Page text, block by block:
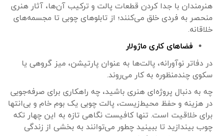
هنرمندان با جدا کردن قطعات پالت و ترکیب آن‌ها، آثار هنری
منحصر به فردی خلق می‌کنند؛ از تابلوهای چوبی تا مجسمه‌های
خلاقانه.
فضاهای کاری ماژولار
در دفاتر نوآورانه، پالت‌ها به عنوان پارتیشن، میز گروهی یا
سکوی چندمنظوره به کار می‌روند.
چه به دنبال پروژه‌ای هنری باشید، چه راهکاری برای صرفه‌جویی
در هزینه و حفظ محیط‌زیست، پالت چوبی یک بوم خام و بی‌انتها
برای خلاقیت است. تنها کافیست نگاهی تازه به این چهار تکه
چوب بیندازید تا ببینید چطور می‌توانند به بخشی از زندگی